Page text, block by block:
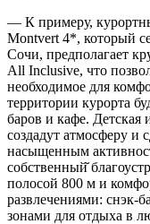
— К примеру,
Montvert 4*, который
Сочи, предполагает
All Inclusive, что
необходимое для
территории курорта
баров и кафе.
создадут атмосферу и
насыщенным
собственный̆
полосой 800 м и
развлечениями: снэк-
зонами для отдыха в